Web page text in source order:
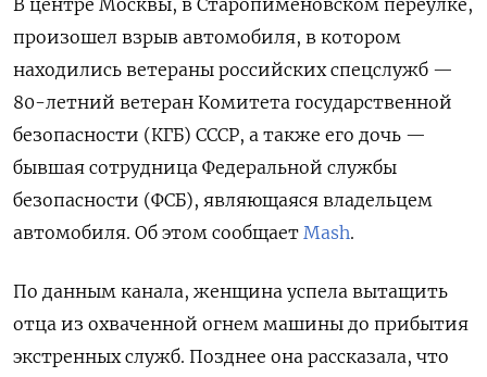
В центре Москвы, в Старопименовском переулке,
произошел взрыв автомобиля, в котором
находились ветераны российских спецслужб —
80-летний ветеран Комитета государственной
безопасности (КГБ) СССР, а также его дочь —
бывшая сотрудница Федеральной службы
безопасности (ФСБ), являющаяся владельцем
автомобиля. Об этом сообщает Mash.
По данным канала, женщина успела вытащить
отца из охваченной огнем машины до прибытия
экстренных служб. Позднее она рассказала, что